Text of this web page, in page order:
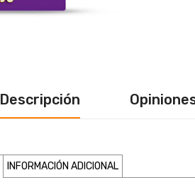
Descripción
INFORMACIÓN ADICIONAL